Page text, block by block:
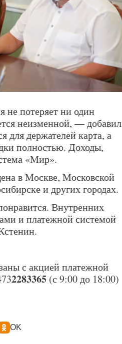
не потеряет ни один
неизменной, — добавил
держателей карта, а
полностью. Доходы,
«Мир».
в Москве, Московской
и других городах.
Внутренних
и платежной системой
с акцией платежной
2283365 (с 9:00 до 18:00)
OK